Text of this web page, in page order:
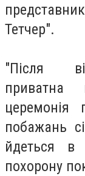
Тетчер".
"Після
приватна
церемонія
побажань
йдеться в
похорону